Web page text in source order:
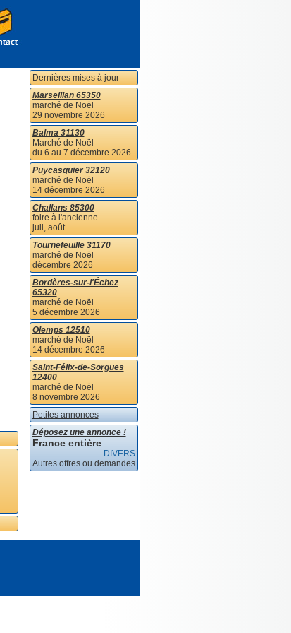
Dernières mises à jour
Marseillan 65350
marché de Noël
29 novembre 2026
Balma 31130
Marché de Noël
du 6 au 7 décembre 2026
Puycasquier 32120
marché de Noël
14 décembre 2026
Challans 85300
foire à l'ancienne
juil, août
Tournefeuille 31170
marché de Noël
décembre 2026
Bordères-sur-l'Échez
65320
marché de Noël
5 décembre 2026
Olemps 12510
marché de Noël
14 décembre 2026
Saint-Félix-de-Sorgues
12400
marché de Noël
8 novembre 2026
Petites annonces
Déposez une annonce !
France entière
DIVERS
Autres offres ou demandes